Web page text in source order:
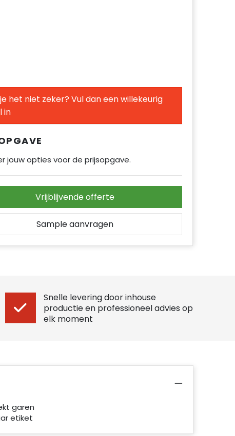
het niet zeker? Vul dan een willekeurig
in
jouw opties voor de prijsopgave.
Vrijblijvende offerte
Sample aanvragen
Snelle levering door inhouse
productie en professioneel advies op
elk moment
garen
etiket